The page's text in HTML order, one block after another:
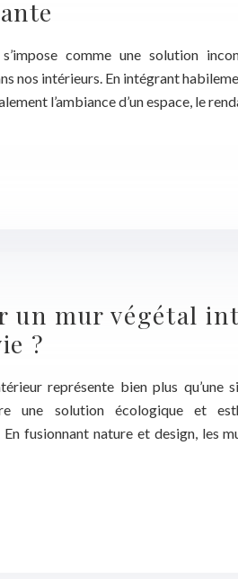
comme une solution
nos intérieurs. En intégrant
l’ambiance d’un espace, le
un mur végétal
?
représente bien plus qu’une
une solution écologique et
fusionnant nature et design, les